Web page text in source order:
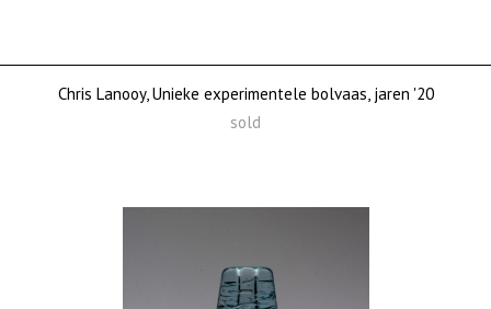
Chris Lanooy, Unieke experimentele bolvaas, jaren '20
sold